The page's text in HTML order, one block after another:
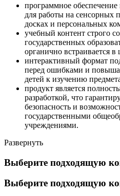
программное
для работы на сенсорных
досках и персональных
учебный контент строго
государственных
органично встраивается
интерактивный формат
перед ошибками и
детей к изучению
продукт является
разработкой, что
безопасность и
государственными
учреждениями.
Развернуть
Выберите подходящую
Выберите подходящую